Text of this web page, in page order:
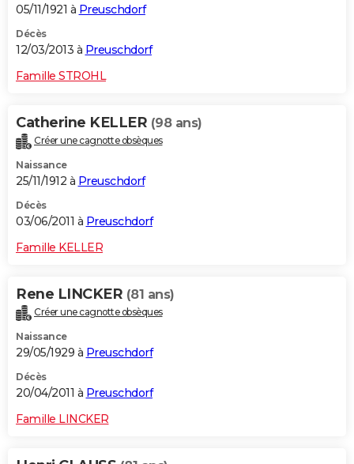
05/11/1921 à Preuschdorf
Décès
12/03/2013 à Preuschdorf
Famille STROHL
Catherine KELLER (98 ans)
Créer une cagnotte obsèques
Naissance
25/11/1912 à Preuschdorf
Décès
03/06/2011 à Preuschdorf
Famille KELLER
Rene LINCKER (81 ans)
Créer une cagnotte obsèques
Naissance
29/05/1929 à Preuschdorf
Décès
20/04/2011 à Preuschdorf
Famille LINCKER